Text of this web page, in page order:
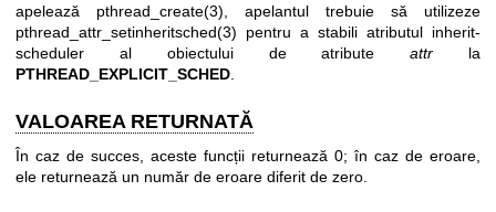
apelează pthread_create(3) , apelantul trebuie să utilizeze
pthread_attr_setinheritsched(3) pentru a stabili atributul inherit-
scheduler al obiectului de atributeattr la
PTHREAD_EXPLICIT_SCHED
VALOAREA RETURNATĂ
În caz de succes, aceste funcții returnează 0; în caz de eroare,
ele returnează un număr de eroare diferit de zero.